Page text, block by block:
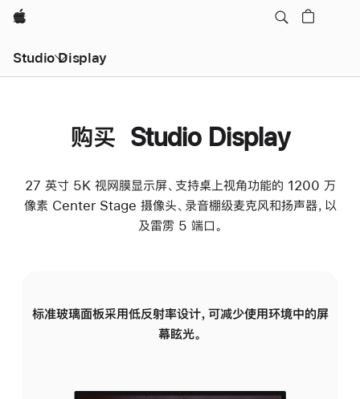
Apple
Studio Display
购买 Studio Display
27 英寸 5K 视网膜显示屏、支持桌上视角功能的 1200 万
像素 Center Stage 摄像头、录音棚级麦克风和扬声器，以
及雷雳 5 端口。
标准玻璃面板采用低反射率设计，可减少使用环境中的屏
幕眩光。